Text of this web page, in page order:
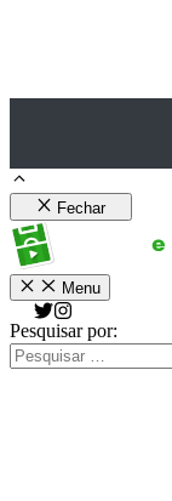
Fechar
Menu
Pesquisar por: